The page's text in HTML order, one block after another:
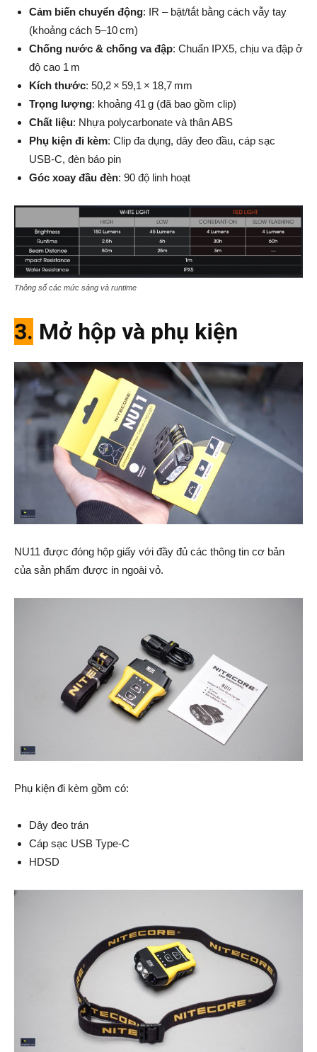
Cảm biến chuyển động: IR – bật/tắt bằng cách vẫy tay
(khoảng cách 5–10 cm)
Chống nước & chống va đập: Chuẩn IPX5, chịu va đập ở
độ cao 1 m
Kích thước: 50,2 × 59,1 × 18,7 mm
Trọng lượng: khoảng 41 g (đã bao gồm clip)
Chất liệu: Nhựa polycarbonate và thân ABS
Phụ kiện đi kèm: Clip đa dụng, dây đeo đầu, cáp sạc
USB‑C, đèn báo pin
Góc xoay đầu đèn: 90 độ linh hoạt
Thông số các mức sáng và runtime
3. Mở hộp và phụ kiện
NU11 được đóng hộp giấy với đầy đủ các thông tin cơ bản
của sản phẩm được in ngoài vỏ.
Phụ kiện đi kèm gồm có:
Dây đeo trán
Cáp sạc USB Type-C
HDSD